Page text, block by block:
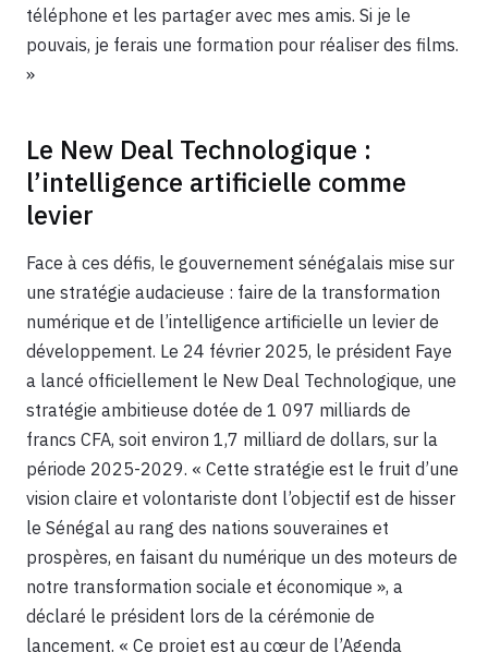
téléphone et les partager avec mes amis. Si je le
pouvais, je ferais une formation pour réaliser des films.
»
Le New Deal Technologique :
l’intelligence artificielle comme
levier
Face à ces défis, le gouvernement sénégalais mise sur
une stratégie audacieuse : faire de la transformation
numérique et de l’intelligence artificielle un levier de
développement. Le 24 février 2025, le président Faye
a lancé officiellement le New Deal Technologique, une
stratégie ambitieuse dotée de 1 097 milliards de
francs CFA, soit environ 1,7 milliard de dollars, sur la
période 2025-2029. « Cette stratégie est le fruit d’une
vision claire et volontariste dont l’objectif est de hisser
le Sénégal au rang des nations souveraines et
prospères, en faisant du numérique un des moteurs de
notre transformation sociale et économique », a
déclaré le président lors de la cérémonie de
lancement. « Ce projet est au cœur de l’Agenda